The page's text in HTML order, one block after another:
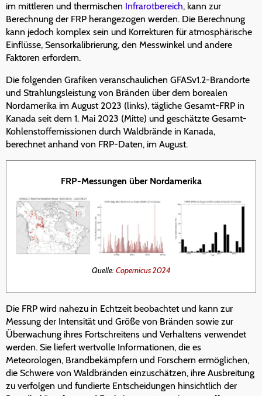
im mittleren und thermischen Infrarotbereich, kann zur
Berechnung der FRP herangezogen werden. Die Berechnung
kann jedoch komplex sein und Korrekturen für atmosphärische
Einflüsse, Sensorkalibrierung, den Messwinkel und andere
Faktoren erfordern.
Die folgenden Grafiken veranschaulichen GFASv1.2-Brandorte
und Strahlungsleistung von Bränden über dem borealen
Nordamerika im August 2023 (links), tägliche Gesamt-FRP in
Kanada seit dem 1. Mai 2023 (Mitte) und geschätzte Gesamt-
Kohlenstoffemissionen durch Waldbrände in Kanada,
berechnet anhand von FRP-Daten, im August.
FRP-Messungen über Nordamerika
Quelle:Copernicus 2024
Die FRP wird nahezu in Echtzeit beobachtet und kann zur
Messung der Intensität und Größe von Bränden sowie zur
Überwachung ihres Fortschreitens und Verhaltens verwendet
werden. Sie liefert wertvolle Informationen, die es
Meteorologen, Brandbekämpfern und Forschern ermöglichen,
die Schwere von Waldbränden einzuschätzen, ihre Ausbreitung
zu verfolgen und fundierte Entscheidungen hinsichtlich der